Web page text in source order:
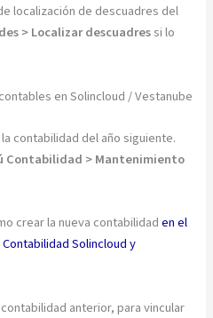
localización de descuadres del
> Localizar descuadressi lo
contabilidad del año siguiente.
Contabilidad > Mantenimiento
crear la nueva contabilidaden el
Solincloud y
anterior, para vincular